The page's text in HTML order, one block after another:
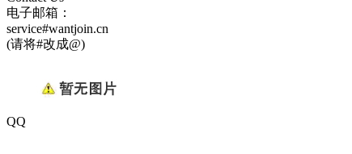
电子邮箱：
service#wantjoin.cn
(请将#改成@)
QQ